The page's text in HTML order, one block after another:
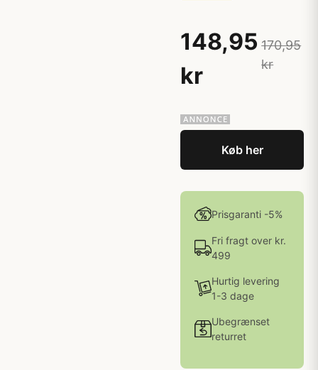
148,95
kr
170,95
kr
Køb her
Prisgaranti -5%
Fri fragt over kr.
499
Hurtig levering
1-3 dage
Ubegrænset
returret